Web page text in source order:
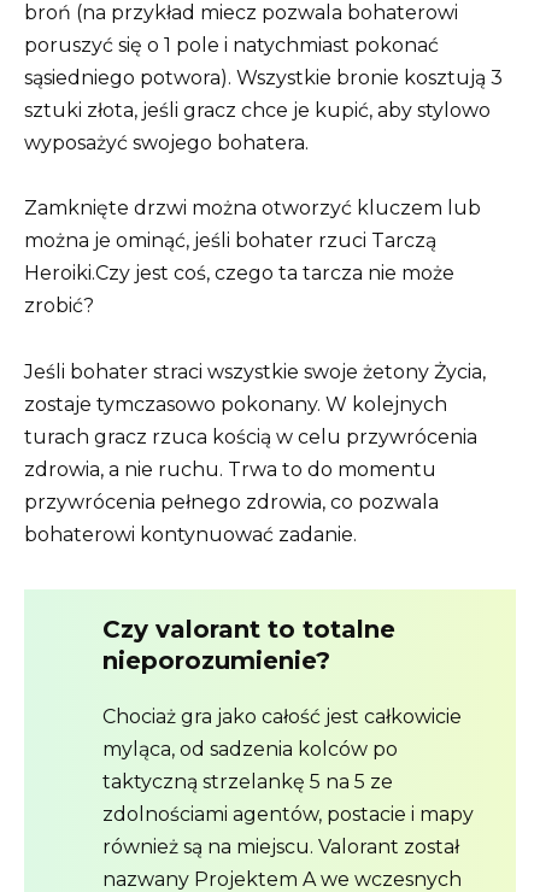
broń (na przykład miecz pozwala bohaterowi
poruszyć się o 1 pole i natychmiast pokonać
sąsiedniego potwora). Wszystkie bronie kosztują 3
sztuki złota, jeśli gracz chce je kupić, aby stylowo
wyposażyć swojego bohatera.
Zamknięte drzwi można otworzyć kluczem lub
można je ominąć, jeśli bohater rzuci Tarczą
Heroiki.Czy jest coś, czego ta tarcza nie może
zrobić?
Jeśli bohater straci wszystkie swoje żetony Życia,
zostaje tymczasowo pokonany. W kolejnych
turach gracz rzuca kością w celu przywrócenia
zdrowia, a nie ruchu. Trwa to do momentu
przywrócenia pełnego zdrowia, co pozwala
bohaterowi kontynuować zadanie.
Czy valorant to totalne
nieporozumienie?
Chociaż gra jako całość jest całkowicie
myląca, od sadzenia kolców po
taktyczną strzelankę 5 na 5 ze
zdolnościami agentów, postacie i mapy
również są na miejscu. Valorant został
nazwany Projektem A we wczesnych